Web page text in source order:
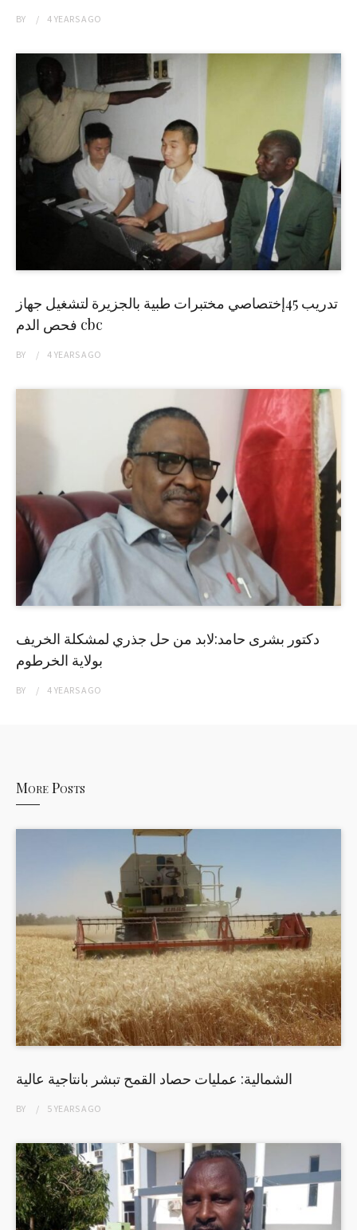
BY 4 YEARSAGO
تدريب 45إختصاصي مختبرات طبية بالجزيرة لتشغيل جهاز
فحص الدم cbc
BY 4 YEARSAGO
دكتور بشرى حامد:لابد من حل جذري لمشكلة الخريف
بولاية الخرطوم
BY 4 YEARSAGO
More Posts
الشمالية: عمليات حصاد القمح تبشر بانتاجية عالية
BY 5 YEARSAGO